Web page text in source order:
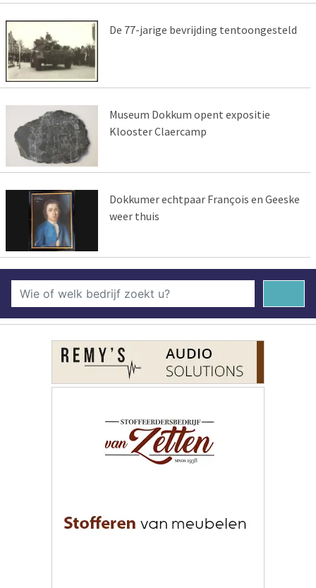
De 77-jarige bevrijding tentoongesteld
Museum Dokkum opent expositie
Klooster Claercamp
Dokkumer echtpaar François en Geeske
weer thuis